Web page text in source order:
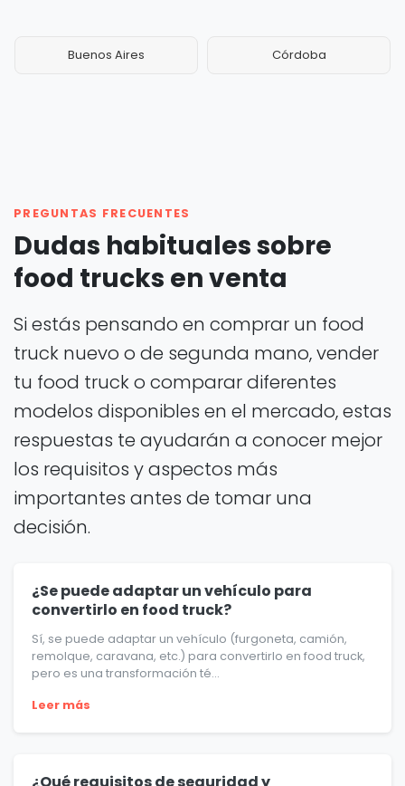
Buenos Aires Córdoba
PREGUNTAS FRECUENTES
Dudas habituales sobre
food trucks en venta
Si estás pensando en comprar un food
truck nuevo o de segunda mano, vender
tu food truck o comparar diferentes
modelos disponibles en el mercado, estas
respuestas te ayudarán a conocer mejor
los requisitos y aspectos más
importantes antes de tomar una
decisión.
¿Se puede adaptar un vehículo para
convertirlo en food truck?
Sí, se puede adaptar un vehículo (furgoneta, camión,
remolque, caravana, etc.) para convertirlo en food truck,
pero es una transformación té...
Leer más